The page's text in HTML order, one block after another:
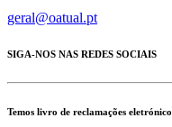
geral@oatual.pt
SIGA-NOS NAS REDES SOCIAIS
Temos livro de reclamações eletrónico